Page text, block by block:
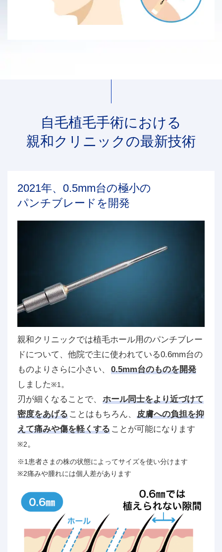
自毛植毛手術における
親和クリニックの最新技術
2021年、0.5mm台の極小の
パンチブレードを開発
親和クリニックでは植毛ホール用のパンチブレー
ドについて、他院で主に使われている0.6mm台の
ものよりさらに小さい、 0.5mm台のものを開発
しました※1。
刃が細くなることで、 ホール同士をより近づけて
密度をあげる ことはもちろん、 皮膚への負担を抑
えて痛みや傷を軽くする ことが可能になります
※2。
※1患者さまの株の状態によってサイズを使い分けます
※2痛みや腫れには個人差があります